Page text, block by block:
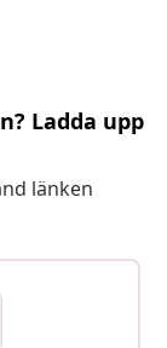
Ladda upp
länken